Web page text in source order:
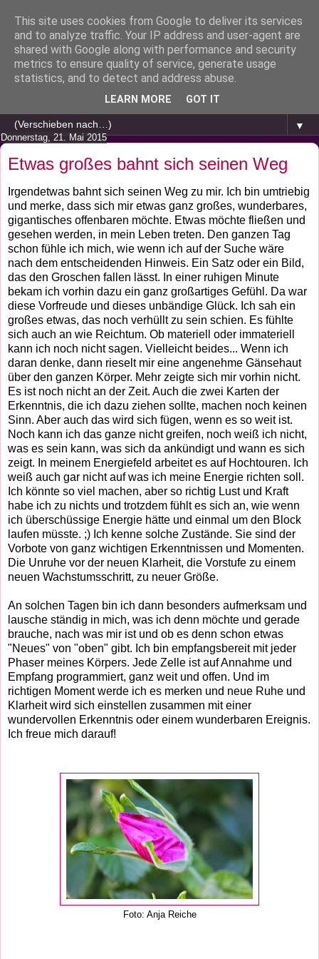
▼
Donnerstag, 21. Mai 2015
Etwas großes bahnt sich seinen Weg
Irgendetwas bahnt sich seinen Weg zu mir. Ich bin umtriebig
und merke, dass sich mir etwas ganz großes, wunderbares,
gigantisches offenbaren möchte. Etwas möchte fließen und
gesehen werden, in mein Leben treten. Den ganzen Tag
schon fühle ich mich, wie wenn ich auf der Suche wäre
nach dem entscheidenden Hinweis. Ein Satz oder ein Bild,
das den Groschen fallen lässt. In einer ruhigen Minute
bekam ich vorhin dazu ein ganz großartiges Gefühl. Da war
diese Vorfreude und dieses unbändige Glück. Ich sah ein
großes etwas, das noch verhüllt zu sein schien. Es fühlte
sich auch an wie Reichtum. Ob materiell oder immateriell
kann ich noch nicht sagen. Vielleicht beides... Wenn ich
daran denke, dann rieselt mir eine angenehme Gänsehaut
über den ganzen Körper. Mehr zeigte sich mir vorhin nicht.
Es ist noch nicht an der Zeit. Auch die zwei Karten der
Erkenntnis, die ich dazu ziehen sollte, machen noch keinen
Sinn. Aber auch das wird sich fügen, wenn es so weit ist.
Noch kann ich das ganze nicht greifen, noch weiß ich nicht,
was es sein kann, was sich da ankündigt und wann es sich
zeigt. In meinem Energiefeld arbeitet es auf Hochtouren. Ich
weiß auch gar nicht auf was ich meine Energie richten soll.
Ich könnte so viel machen, aber so richtig Lust und Kraft
habe ich zu nichts und trotzdem fühlt es sich an, wie wenn
ich überschüssige Energie hätte und einmal um den Block
laufen müsste. ;) Ich kenne solche Zustände. Sie sind der
Vorbote von ganz wichtigen Erkenntnissen und Momenten.
Die Unruhe vor der neuen Klarheit, die Vorstufe zu einem
neuen Wachstumsschritt, zu neuer Größe.
An solchen Tagen bin ich dann besonders aufmerksam und
lausche ständig in mich, was ich denn möchte und gerade
brauche, nach was mir ist und ob es denn schon etwas
"Neues" von "oben" gibt. Ich bin empfangsbereit mit jeder
Phaser meines Körpers. Jede Zelle ist auf Annahme und
Empfang programmiert, ganz weit und offen. Und im
richtigen Moment werde ich es merken und neue Ruhe und
Klarheit wird sich einstellen zusammen mit einer
wundervollen Erkenntnis oder einem wunderbaren Ereignis.
Ich freue mich darauf!
Foto: Anja Reiche
This site uses cookies from Google to deliver its services
and to analyze traffic. Your IP address and user-agent are
shared with Google along with performance and security
metrics to ensure quality of service, generate usage
statistics, and to detect and address abuse.
LEARN MORE GOT IT